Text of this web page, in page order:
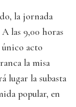
la jornada
las 9,00 horas
único acto
la misa
lugar la subasta
popular, en